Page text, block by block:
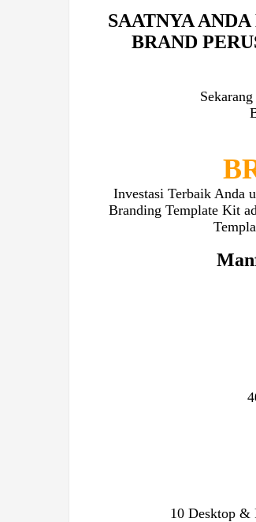
SAATNYA
BRAND
Investasi Terbaik Anda
Branding Template Kit
10 Desktop &